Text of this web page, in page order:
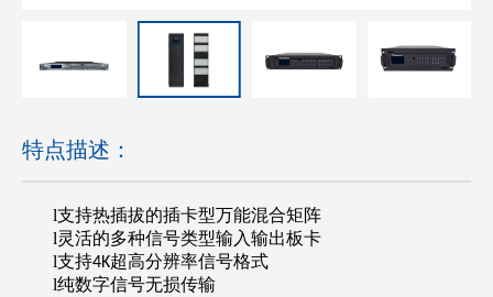
特点描述：
l支持热插拔的插卡型万能混合矩阵
l灵活的多种信号类型输入输出板卡
l支持4K超高分辨率信号格式
l纯数字信号无损传输